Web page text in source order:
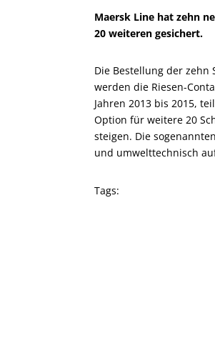
Maersk Line hat zehn
20 weiteren gesichert.
Die Bestellung der zehn
werden die Riesen-
Jahren 2013 bis 2015,
Option für weitere 20
steigen. Die
und umwelttechnisch
Tags: